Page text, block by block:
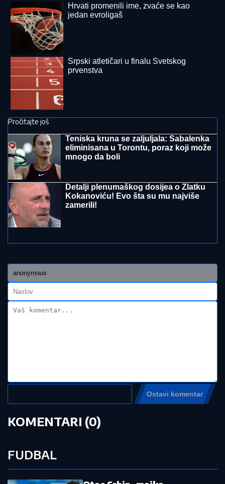
"HTEO SAM DA SE ZAMONAŠIM"
Kralj otkrio ko je doktorka koju ženi, šokirao detaljima
iz života: "Nema vila i kamiona" (VIDEO)
Drama kod Prijepolja: Beograđanin
ostao bez dva točka u vožnji
NOVI NADAL GAZI SVE PRED
otišao u četvrtfinale Montreala
"ŽELIM BEBU"
svadbi, renoviranju kuće, zašto je pristala na rijaliti i
obnaživanje: "Išla sam roditeljima da kažem da
(FOTO) AUTO ZGUŽVAN KAO
usred noći: Na licu mesta krater,
policija traga za počiniocem
raditi u Fudbalskom savezu Srbije